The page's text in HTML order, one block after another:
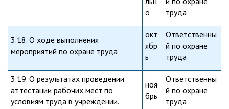
о
труда
3.18. О ходе выполнения
мероприятий по охране труда
окт
ябр
ь
Ответственны
й по охране
труда
3.19. О результатах проведении
аттестации рабочих мест по
условиям труда в учреждении.
ноя
брь
Ответственны
й по охране
труда